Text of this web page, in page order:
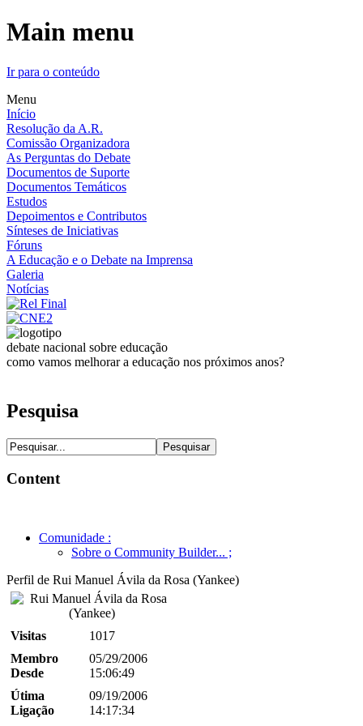
Main menu
Ir para o conteúdo
Menu
Início
Resolução da A.R.
Comissão Organizadora
As Perguntas do Debate
Documentos de Suporte
Documentos Temáticos
Estudos
Depoimentos e Contributos
Sínteses de Iniciativas
Fóruns
A Educação e o Debate na Imprensa
Galeria
Notícias
debate nacional sobre educação
como vamos melhorar a educação nos próximos anos?
Pesquisa
Content
Comunidade :
Sobre o Community Builder... ;
Perfil de Rui Manuel Ávila da Rosa (Yankee)
Visitas
1017
Membro
Desde
05/29/2006
15:06:49
Útima
Ligação
09/19/2006
14:17:34